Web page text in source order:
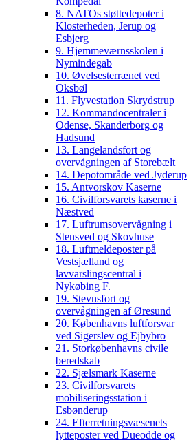
8. NATOs støttedepoter i
Klosterheden, Jerup og
Esbjerg
9. Hjemmeværnsskolen i
Nymindegab
10. Øvelsesterrænet ved
Oksbøl
11. Flyvestation Skrydstrup
12. Kommandocentraler i
Odense, Skanderborg og
Hadsund
13. Langelandsfort og
overvågningen af Storebælt
14. Depotområde ved Jyderup
15. Antvorskov Kaserne
16. Civilforsvarets kaserne i
Næstved
17. Luftrumsovervågning i
Stensved og Skovhuse
18. Luftmeldeposter på
Vestsjælland og
lavvarslingscentral i
Nykøbing F.
19. Stevnsfort og
overvågningen af Øresund
20. Københavns luftforsvar
ved Sigerslev og Ejbybro
21. Storkøbenhavns civile
beredskab
22. Sjælsmark Kaserne
23. Civilforsvarets
mobiliseringsstation i
Esbønderup
24. Efterretningsvæsenets
lytteposter ved Dueodde og